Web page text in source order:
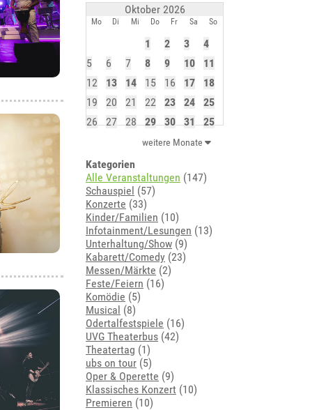
Oktober 2026
Mo Di Mi Do Fr Sa So
1 2 3
4
5
6 7 8 9 10
11
12
13 14 15 16 17
18
19
20 21 22 23 24
25
26
27 28 29 30 31 25
weitere Monate
Kategorien
Alle Veranstaltungen (147)
Schauspiel (57)
Konzerte (33)
Kinder/Familien (10)
Infotainment/Lesungen (13)
Unterhaltung/Show (9)
Kabarett/Comedy (23)
Messen/Märkte (2)
Feste/Feiern (16)
Komödie (5)
Musical (8)
Odertalfestspiele (16)
UVG Theaterbus (42)
Theatertag (1)
ubs on tour (5)
Oper & Operette (9)
Klassisches Konzert (10)
Premieren (10)